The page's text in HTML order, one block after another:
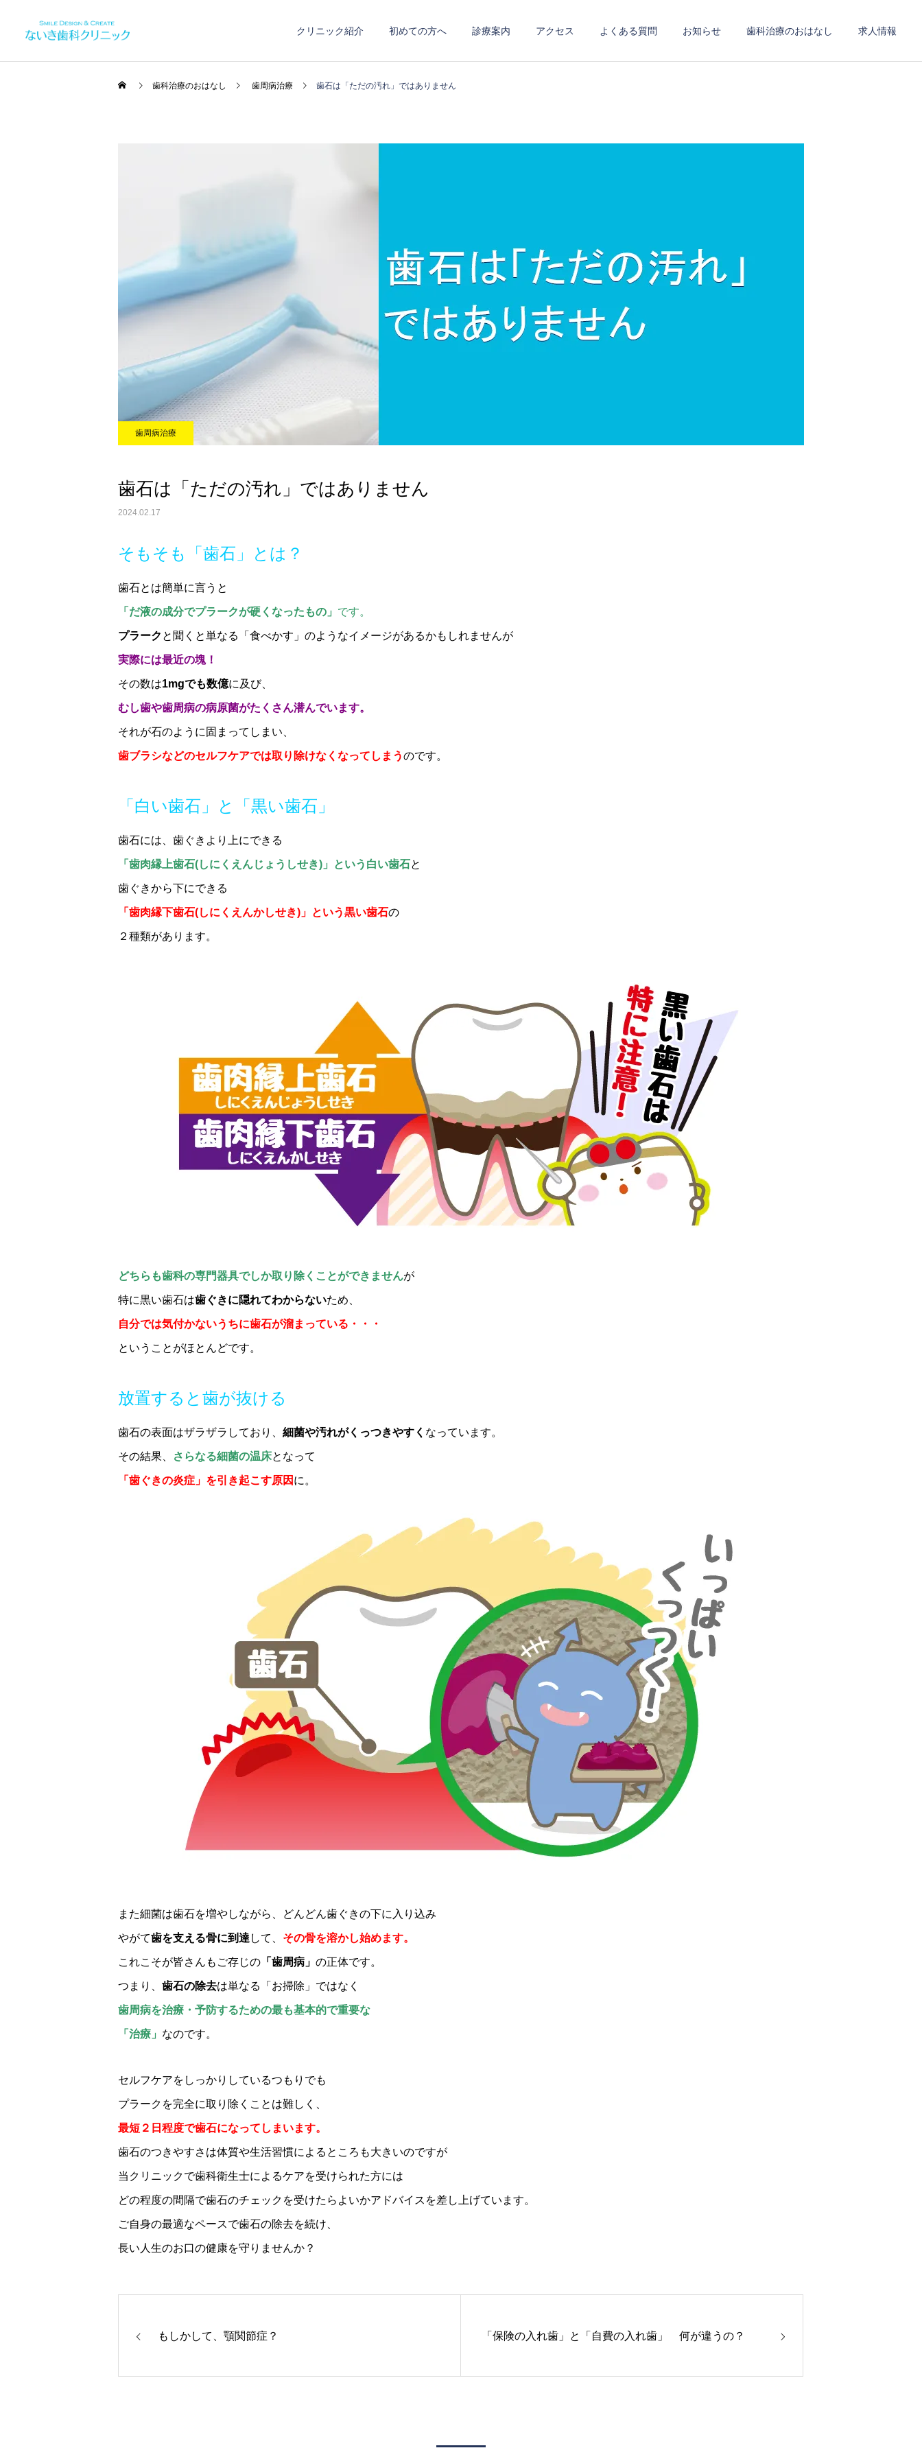
クリニック紹介 初めての方へ 診療案内 アクセス よくある質問 お知らせ 歯科治療のおはなし 求人情報
歯科治療のおはなし 歯周病治療 歯石は「ただの汚れ」ではありません
歯周病治療
歯石は「ただの汚れ」ではありません
2024.02.17
そもそも「歯石」とは？
歯石とは簡単に言うと
「だ液の成分でプラークが硬くなったもの」 です。
プラーク と聞くと単なる「食べかす」のようなイメージがあるかもしれませんが
実際には最近の塊！
その数は1mgでも数億に及び、
むし歯や歯周病の病原菌がたくさん潜んでいます。
それが石のように固まってしまい、
歯ブラシなどのセルフケアでは取り除けなくなってしまうのです。
「白い歯石」と「黒い歯石」
歯石には、歯ぐきより上にできる
「歯肉縁上歯石(しにくえんじょうしせき)」という白い歯石と
歯ぐきから下にできる
「歯肉縁下歯石(しにくえんかしせき)」という黒い歯石の
２種類があります。
どちらも歯科の専門器具でしか取り除くことができませんが
特に黒い歯石は歯ぐきに隠れてわからないため、
自分では気付かないうちに歯石が溜まっている・・・
ということがほとんどです。
放置すると歯が抜ける
歯石の表面はザラザラしており、 細菌や汚れがくっつきやすく なっています。
その結果、 さらなる細菌の温床となって
「歯ぐきの炎症」を引き起こす原因 に。
また細菌は歯石を増やしながら、どんどん歯ぐきの下に入り込み
やがて歯を支える骨に到達 して、 その骨を溶かし始めます。
これこそが皆さんもご存じの 「歯周病」 の正体です。
つまり、 歯石の除去は単なる「お掃除」ではなく
歯周病を治療・予防するための最も基本的で重要な
「治療」 なのです。
セルフケアをしっかりしているつもりでも
プラークを完全に取り除くことは難しく、
最短２日程度で歯石になってしまいます。
歯石のつきやすさは体質や生活習慣によるところも大きいのですが
当クリニックで歯科衛生士によるケアを受けられた方には
どの程度の間隔で歯石のチェックを受けたらよいかアドバイスを差し上げています。
ご自身の最適なペースで歯石の除去を続け、
長い人生のお口の健康を守りませんか？
もしかして、顎関節症？ 「保険の入れ歯」と「自費の入れ歯」 何が違うの？